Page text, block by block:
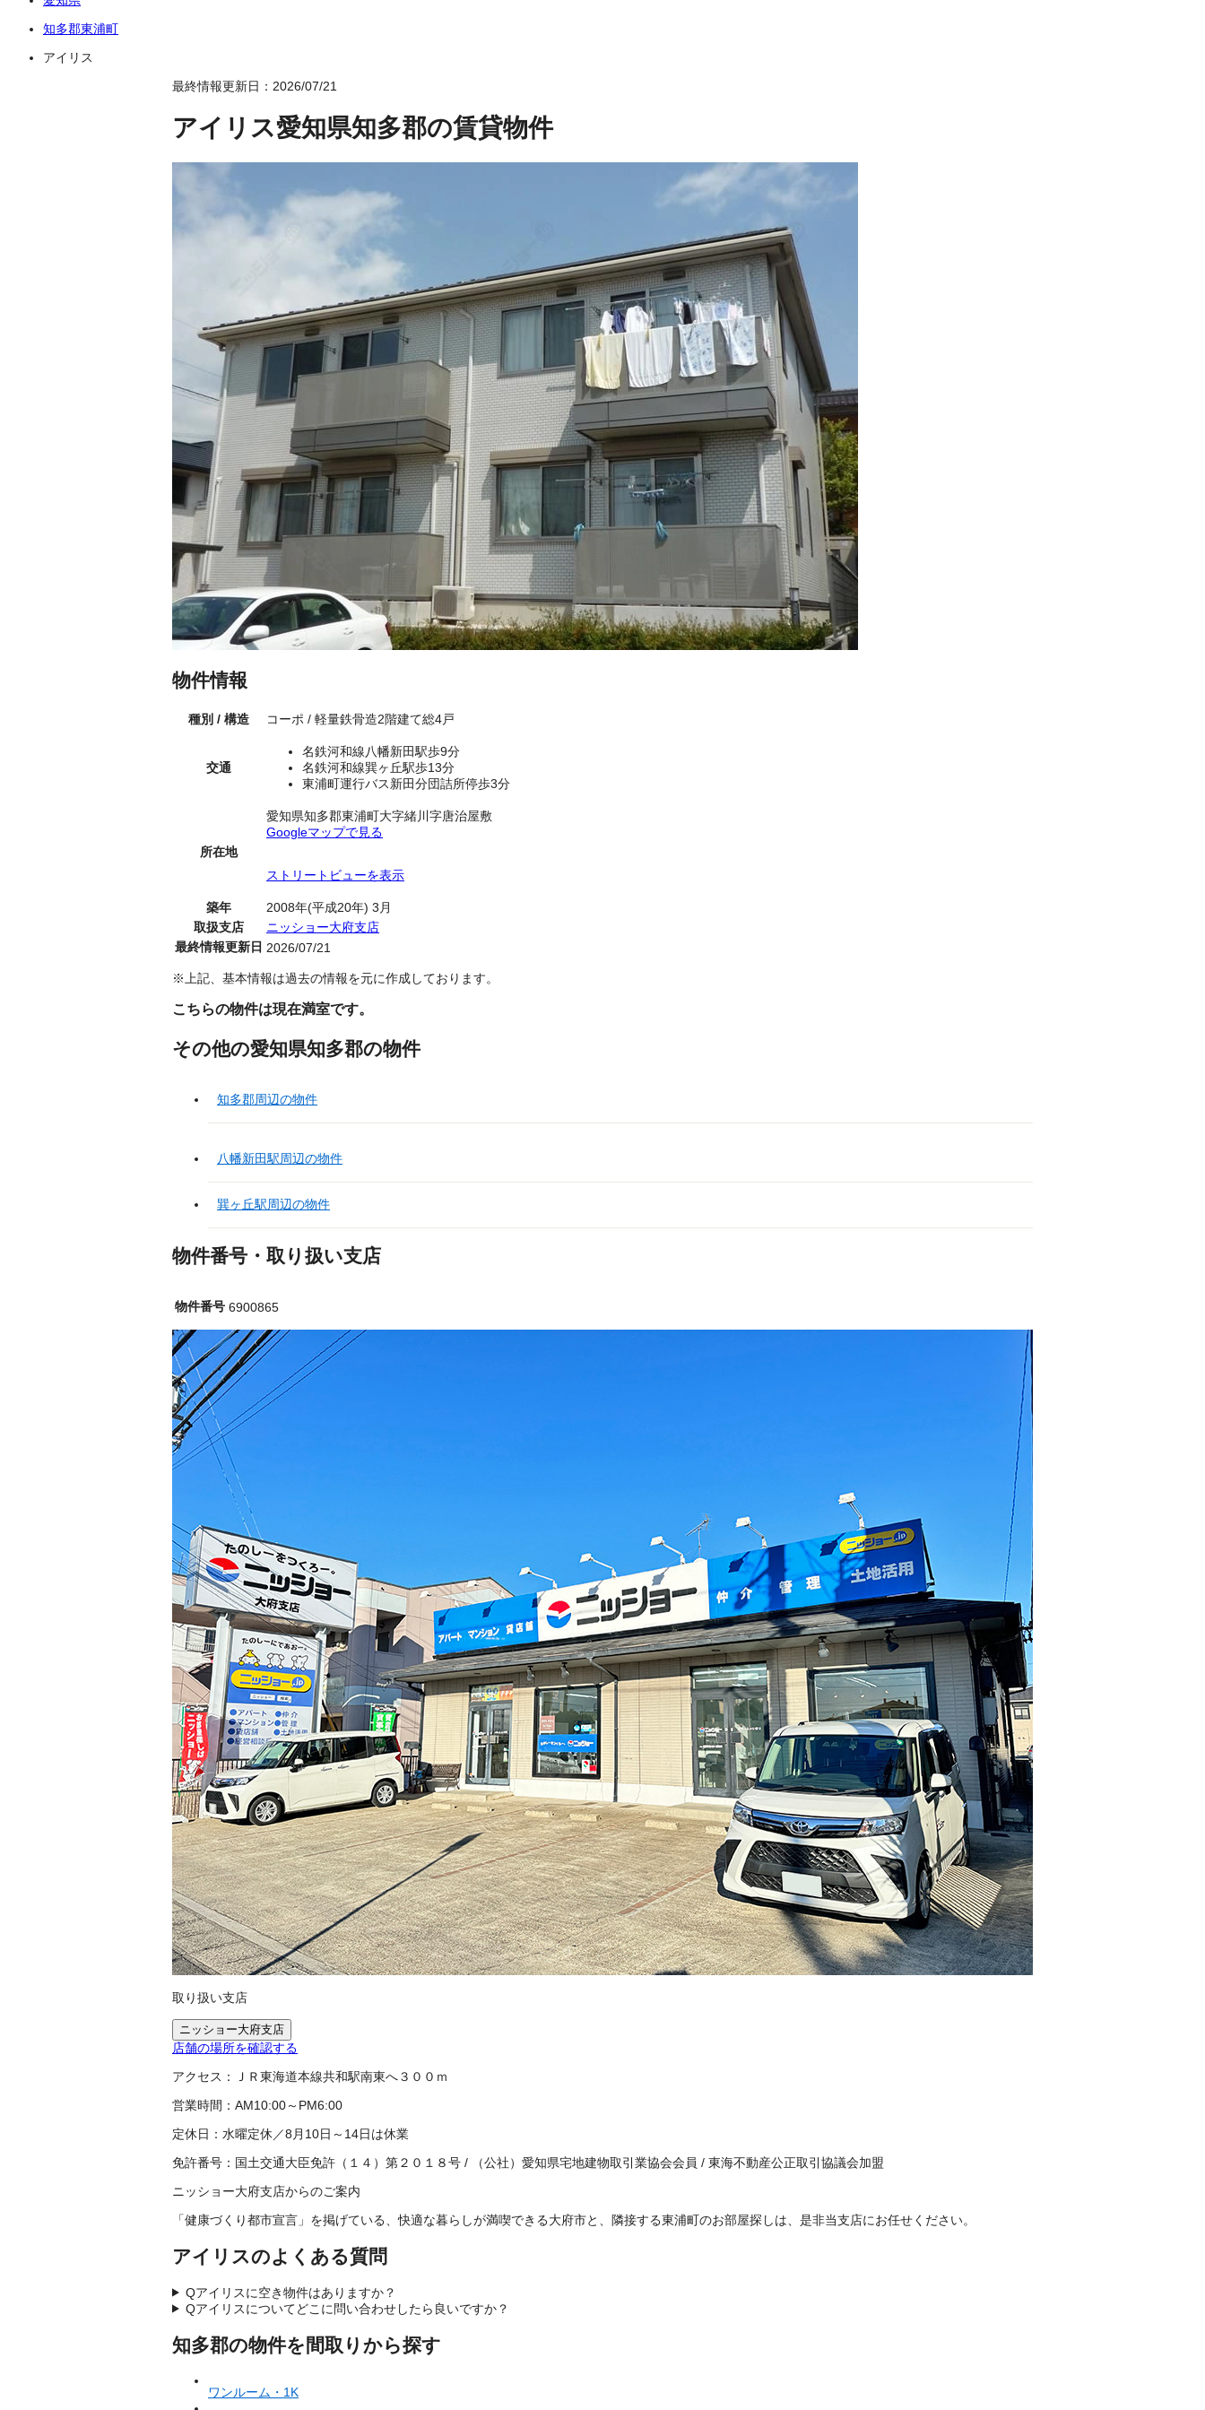
知多郡東浦町
アイリス
最終情報更新日：2026/07/21
アイリス愛知県知多郡の賃貸物件
物件情報
種別 / 構造 コーポ / 軽量鉄骨造2階建て総4戸
交通
名鉄河和線八幡新田駅歩9分
名鉄河和線巽ヶ丘駅歩13分
東浦町運行バス新田分団詰所停歩3分
所在地
愛知県知多郡東浦町大字緒川字唐治屋敷
Googleマップで見る
ストリートビューを表示
築年
2008年(平成20年) 3月
取扱支店
ニッショー大府支店
最終情報更新日 2026/07/21
※上記、基本情報は過去の情報を元に作成しております。
こちらの物件は現在満室です。
その他の愛知県知多郡の物件
知多郡周辺の物件
八幡新田駅周辺の物件
巽ヶ丘駅周辺の物件
物件番号・取り扱い支店
物件番号 6900865
取り扱い支店
ニッショー大府支店
店舗の場所を確認する
アクセス：
ＪＲ東海道本線共和駅南東へ３００ｍ
営業時間： AM10:00～PM6:00
定休日： 水曜定休／8月10日～14日は休業
免許番号： 国土交通大臣免許（１４）第２０１８号 / （公社）愛知県宅地建物取引業協会会員 / 東海不動産公正取引協議会加盟
ニッショー大府支店からのご案内
「健康づくり都市宣言」を掲げている、快適な暮らしが満喫できる大府市と、隣接する東浦町のお部屋探しは、是非当支店にお任せください。
アイリスのよくある質問
Qアイリスに空き物件はありますか？
Qアイリスについてどこに問い合わせしたら良いですか？
知多郡の物件を間取りから探す
ワンルーム・1K